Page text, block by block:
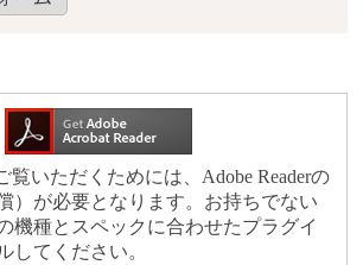
覧いただくためには、Adobe Readerの
）が必要となります。お持ちでない
機種とスペックに合わせたプラグイ
してください。